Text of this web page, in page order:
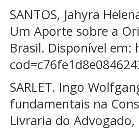
SANTOS, Jahyra
Um Aporte sobre a
Brasil. Disponível
SARLET. Ingo
fundamentais na
Livraria do Advogado,